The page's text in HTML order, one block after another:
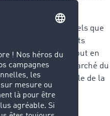
frais sensibles tels que
ou les produits
de température, tout en
tendue sur le marché du
le porte-parole de la